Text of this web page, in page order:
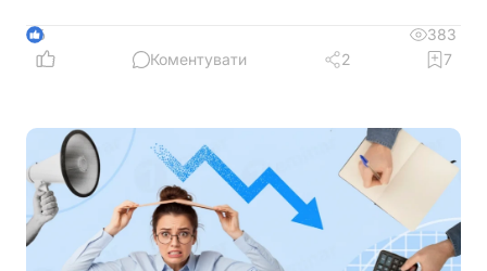
готівкових коштів (в дозволеному об’ємі
періодично знімаються з поточного рахунку).
банку?
6
383
Коментувати
2 7